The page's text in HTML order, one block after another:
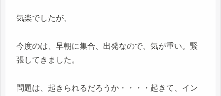
気楽でしたが、
今度のは、早朝に集合、出発なので、気が重い。緊
張してきました。
問題は、起きられるだろうか・・・・起きて、イン